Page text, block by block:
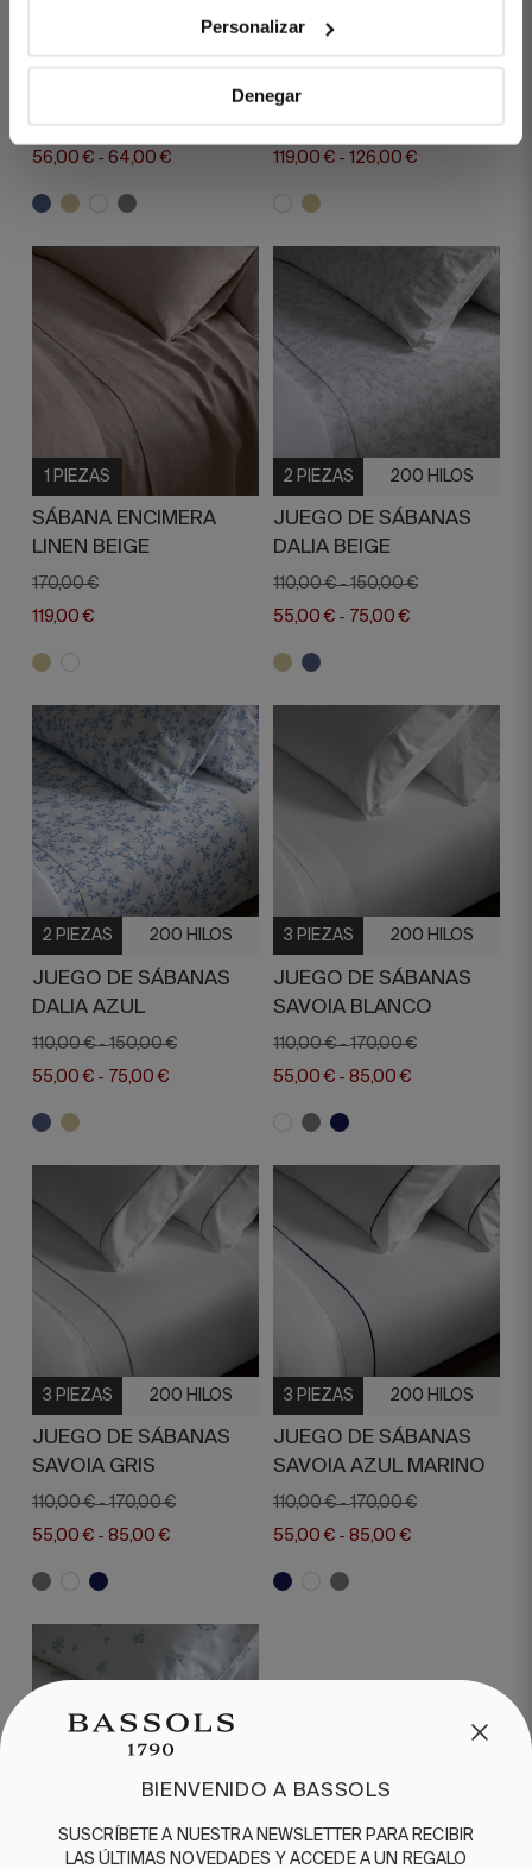
Personalizar
Denegar
300 HILOS
SÁBANA ENCIMERA
70,00 € -80,00 €
56,00 € - 64,00 €
SÁBANA ENCIMERA
LINEN BLANCO
170,00 € -180,00 €
119,00 € - 126,00 €
1 PIEZAS
SÁBANA ENCIMERA
LINEN BEIGE
170,00 €
119,00 €
2 PIEZAS 200 HILOS
JUEGO DE SÁBANAS
DALIA BEIGE
110,00 € -150,00 €
55,00 € - 75,00 €
2 PIEZAS 200 HILOS
JUEGO DE SÁBANAS
DALIA AZUL
110,00 € -150,00 €
55,00 € - 75,00 €
3 PIEZAS 200 HILOS
JUEGO DE SÁBANAS
SAVOIA BLANCO
110,00 € -170,00 €
55,00 € - 85,00 €
3 PIEZAS 200 HILOS
JUEGO DE SÁBANAS
SAVOIA GRIS
110,00 € -170,00 €
55,00 € - 85,00 €
3 PIEZAS 200 HILOS
JUEGO DE SÁBANAS
SAVOIA AZUL MARINO
110,00 € -170,00 €
55,00 € - 85,00 €
2 PIEZAS 200 HILOS
BIENVENIDO A BASSOLS
SUSCRÍBETE A NUESTRA NEWSLETTER PARA RECIBIR
LAS ÚLTIMAS NOVEDADES Y ACCEDE A UN REGALO